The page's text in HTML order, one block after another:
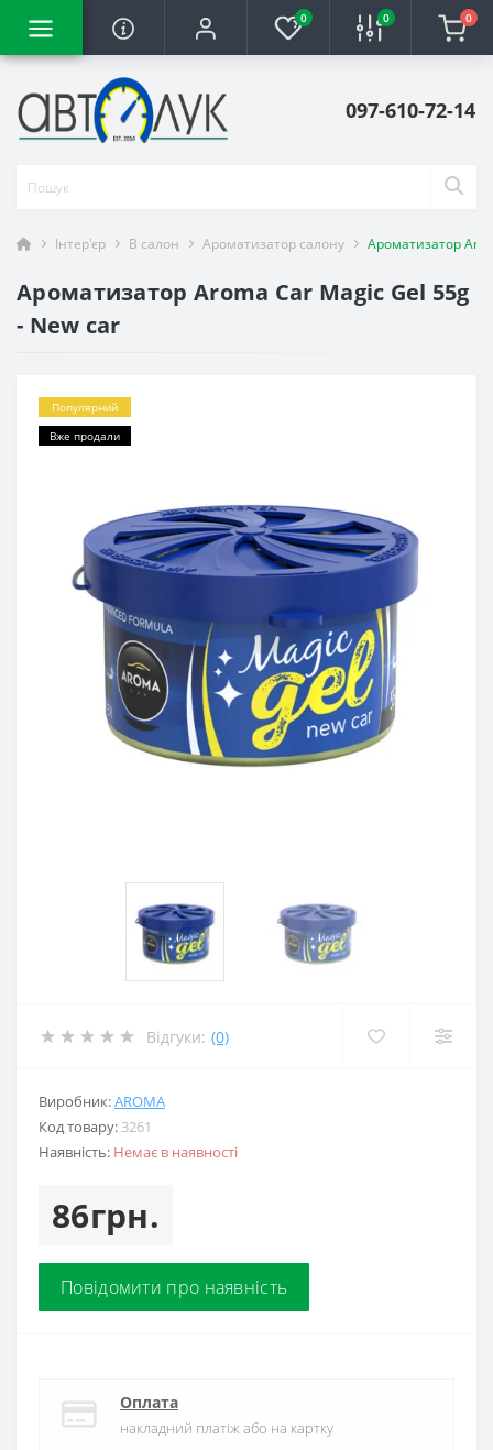
0 0 0
097-610-72-14
Інтер'єр В салон Ароматизатор салону Ароматизатор
Ароматизатор Aroma Car Magic Gel 55g
- New car
Популярний
Вже продали
Відгуки: (0)
Виробник:AROMA
Код товару: 3261
Наявність: Немає в наявності
86грн.
Повідомити про наявність
Оплата
накладний платіж або на картку